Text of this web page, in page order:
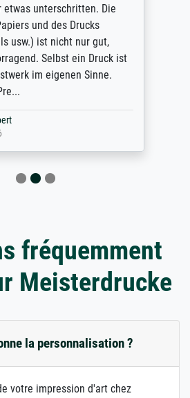
etwas unterschritten. Die
und des Drucks
usw.) ist nicht nur gut,
Selbst ein Druck ist
im eigenen Sinne.
fréquemment
Meisterdrucke
la personnalisation ?
votre impression d'art chez